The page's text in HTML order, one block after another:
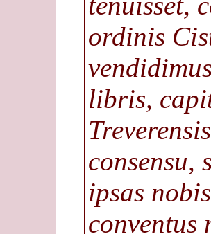
ordinis
libris,
consensu,
ipsas
conventus